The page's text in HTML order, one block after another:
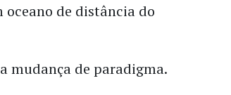
de distância do
mudança de paradigma.